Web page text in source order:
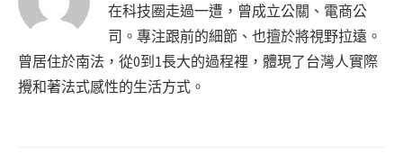
在科技圈走過一遭，曾成立公關、電商公
司。專注跟前的細節、也擅於將視野拉遠。
曾居住於南法，從0到1長大的過程裡，體現了台灣人實際
攪和著法式感性的生活方式。